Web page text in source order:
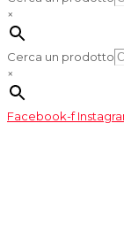
×
Cerca un prodotto
×
Facebook-f